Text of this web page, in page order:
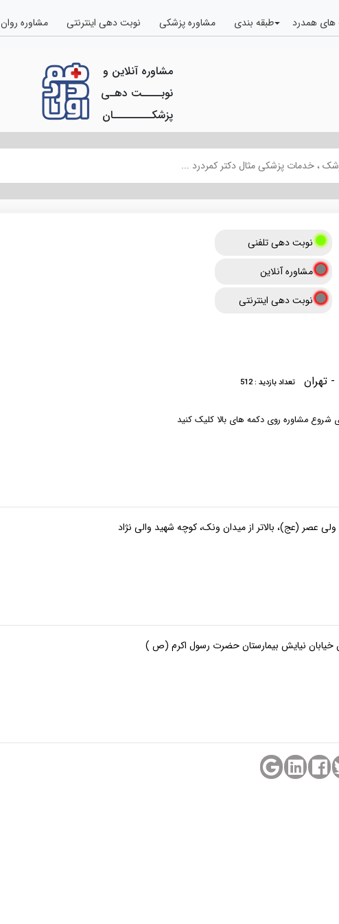
های همدرد طبقه بندی مشاوره پزشکی نوبت دهی اینترنتی مشاوره روان
مشاوره آنلاین و
نوبــــت دهـی
پزشکــــــــان
نوبت دهی تلفنی
مشاوره آنلاین
نوبت دهی اینترنتی
- تهران تعداد بازدید : 512
شروع مشاوره روی دکمه های بالا کلیک کنید
عصر (عج)، بالاتر از میدان ونک، کوچه شهید والی نژاد
خیابان نیایش بیمارستان حضرت رسول اکرم (ص )